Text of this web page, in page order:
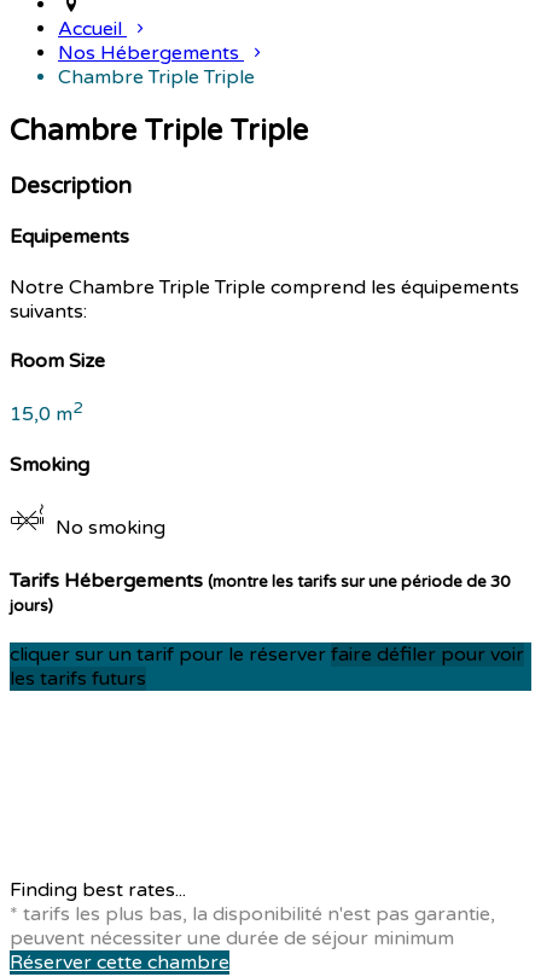
Accueil
Nos Hébergements
Chambre Triple Triple
Chambre Triple Triple
Description
Equipements
Notre Chambre Triple Triple comprend les équipements
suivants:
Room Size
15,0 m2
Smoking
No smoking
Tarifs Hébergements (montre les tarifs sur une période de 30
jours)
cliquer sur un tarif pour le réserver faire défiler pour voir
les tarifs futurs
Finding best rates...
* tarifs les plus bas, la disponibilité n'est pas garantie,
peuvent nécessiter une durée de séjour minimum
Réserver cette chambre